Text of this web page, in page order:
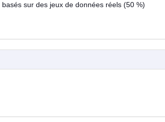
sur des jeux de données réels (50 %)